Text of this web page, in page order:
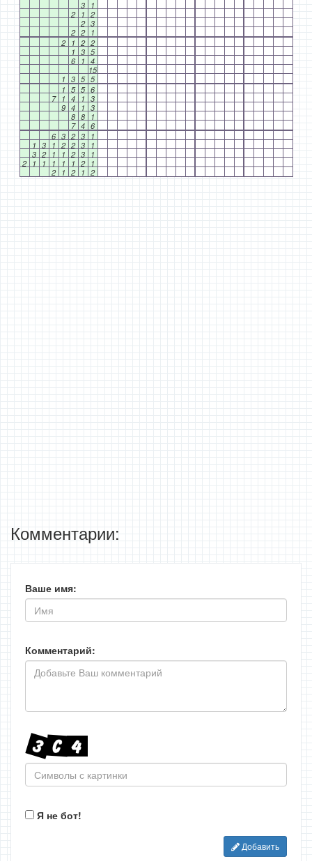
3
1
2
1 2
2 3
2 2
1
2
1 2 2
1 3 5
6
1 4
15
1 3 5 5
1 5 5 6
7
1 4 1 3
9 4 1 3
8 8
1
7 4 6
6 3 2 3
1
1 3 1 2 2 3
1
3 2 1 1 2 3
1
2
1 1 1 1 1 2
1
2
1 2 1 2
Комментарии:
Ваше имя:
Комментарий:
Я не бот!
Добавить